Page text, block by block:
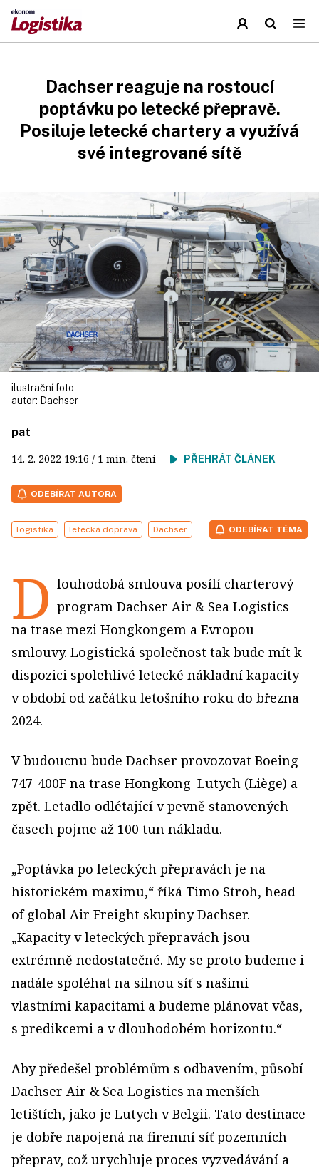
Dachser reaguje na rostoucí
poptávku po letecké přepravě.
Posiluje letecké chartery a využívá
své integrované sítě
ilustrační foto
autor: Dachser
pat
14. 2. 2022 19:16 / 1 min. čtení PŘEHRÁT ČLÁNEK
ODEBÍRAT AUTORA
logistika letecká doprava Dachser ODEBÍRAT TÉMA
D louhodobá smlouva posílí charterový
program Dachser Air & Sea Logistics
na trase mezi Hongkongem a Evropou
smlouvy. Logistická společnost tak bude mít k
dispozici spolehlivé letecké nákladní kapacity
v období od začátku letošního roku do března
2024.
V budoucnu bude Dachser provozovat Boeing
747-400F na trase Hongkong–Lutych (Liège) a
zpět. Letadlo odlétající v pevně stanovených
časech pojme až 100 tun nákladu.
„Poptávka po leteckých přepravách je na
historickém maximu,“ říká Timo Stroh, head
of global Air Freight skupiny Dachser.
„Kapacity v leteckých přepravách jsou
extrémně nedostatečné. My se proto budeme i
nadále spoléhat na silnou síť s našimi
vlastními kapacitami a budeme plánovat včas,
s predikcemi a v dlouhodobém horizontu.“
Aby předešel problémům s odbavením, působí
Dachser Air & Sea Logistics na menších
letištích, jako je Lutych v Belgii. Tato destinace
je dobře napojená na firemní síť pozemních
přeprav, což urychluje proces vyzvedávání a